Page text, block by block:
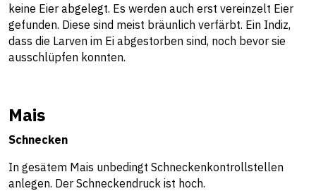
keine Eier abgelegt. Es werden auch erst vereinzelt Eier
gefunden. Diese sind meist bräunlich verfärbt. Ein Indiz,
dass die Larven im Ei abgestorben sind, noch bevor sie
ausschlüpfen konnten.
Mais
Schnecken
In gesätem Mais unbedingt Schneckenkontrollstellen
anlegen. Der Schneckendruck ist hoch.